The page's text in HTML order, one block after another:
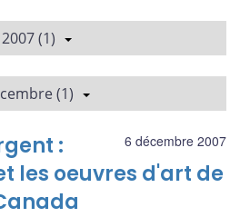
2007 (1)
(1)
6 décembre 2007
:
les oeuvres d'art de